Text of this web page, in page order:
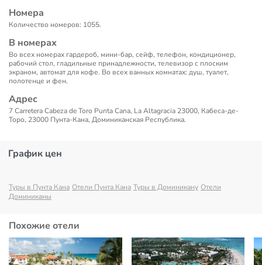
Номера
Количество номеров: 1055.
В номерах
Во всех номерах гардероб, мини-бар, сейф, телефон, кондиционер,
рабочий стол, гладильные принадлежности, телевизор с плоским
экраном, автомат для кофе. Во всех ванных комнатах: душ, туалет,
полотенце и фен.
Адрес
7 Carretera Cabeza de Toro Punta Cana, La Altagracia 23000, Кабеса-де-
Торо, 23000 Пунта-Кана, Доминиканская Республика.
График цен
Туры в Пунта Кана Отели Пунта Кана Туры в Доминикану Отели
Доминиканы
Похожие отели